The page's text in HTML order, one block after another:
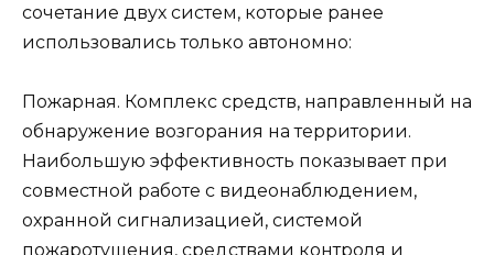
сочетание двух систем, которые ранее
использовались только автономно:
Пожарная. Комплекс средств, направленный на
обнаружение возгорания на территории.
Наибольшую эффективность показывает при
совместной работе с видеонаблюдением,
охранной сигнализацией, системой
пожаротушения, средствами контроля и